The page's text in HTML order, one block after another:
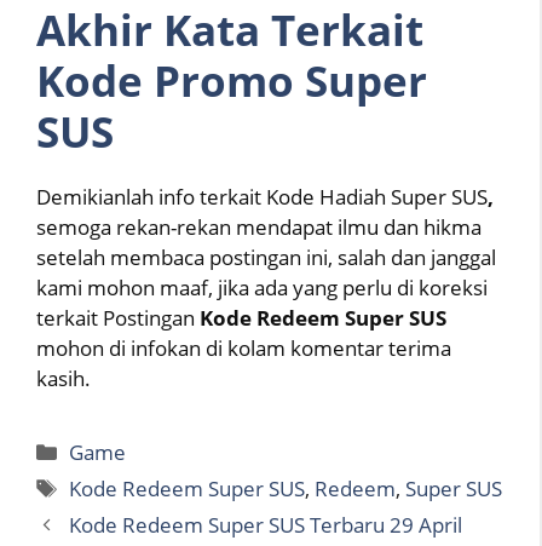
Akhir Kata Terkait
Kode Promo Super
SUS
Demikianlah info terkait Kode Hadiah Super SUS,
semoga rekan-rekan mendapat ilmu dan hikma
setelah membaca postingan ini, salah dan janggal
kami mohon maaf, jika ada yang perlu di koreksi
terkait Postingan Kode Redeem Super SUS
mohon di infokan di kolam komentar terima
kasih.
Categories
Game
Tags
Kode Redeem Super SUS, Redeem, Super SUS
Kode Redeem Super SUS Terbaru 29 April